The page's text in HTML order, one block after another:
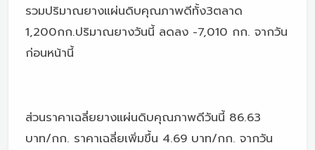
รวมปริมาณยางแผ่นดิบคุณภาพดีทั้ง3ตลาด
1,200กก.ปริมาณยางวันนี้ ลดลง -7,010 กก. จากวัน
ก่อนหน้านี้
ส่วนราคาเฉลี่ยยางแผ่นดิบคุณภาพดีวันนี้ 86.63
บาท/กก. ราคาเฉลี่ยเพิ่มขึ้น 4.69 บาท/กก. จากวัน